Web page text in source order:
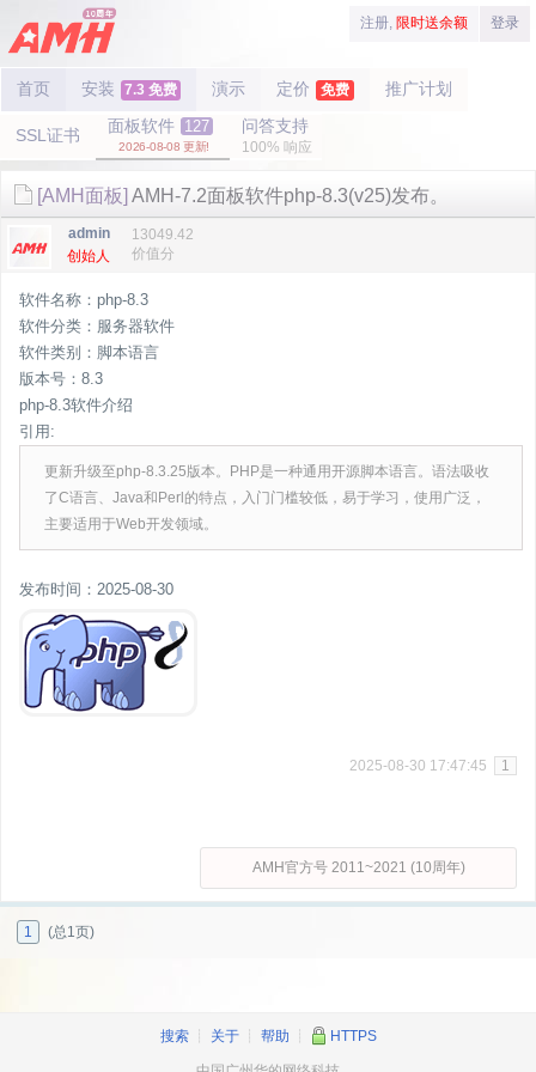
注册, 限时送余额 登录
首页 安装 7.3 免费 演示 定价 免费 推广计划
SSL证书 面板软件 127
2026-08-08 更新!
问答支持
100% 响应
[AMH面板] AMH-7.2面板软件php-8.3(v25)发布。
admin
创始人
13049.42
价值分
软件名称：php-8.3
软件分类：服务器软件
软件类别：脚本语言
版本号：8.3
php-8.3软件介绍
引用:
更新升级至php-8.3.25版本。PHP是一种通用开源脚本语言。语法吸收
了C语言、Java和Perl的特点，入门门槛较低，易于学习，使用广泛，
主要适用于Web开发领域。
发布时间：2025-08-30
2025-08-30 17:47:45 1
AMH官方号 2011~2021 (10周年)
1 (总1页)
搜索┊ 关于┊ 帮助 HTTPS